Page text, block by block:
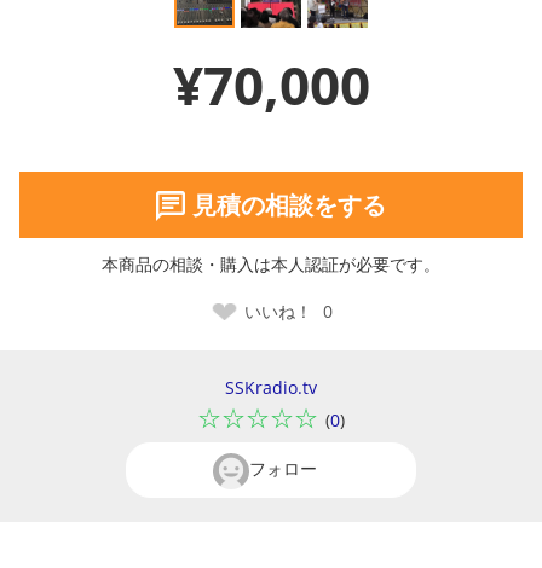
¥70,000
見積の相談をする
本商品の相談・購入は本人認証が必要です。
いいね！ 0
SSKradio.tv
☆☆☆☆☆ (0)
フォロー